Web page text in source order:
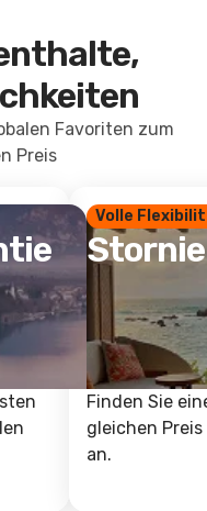
Favoriten zum
Preis
Volle
Finden Sie
gleichen
an.